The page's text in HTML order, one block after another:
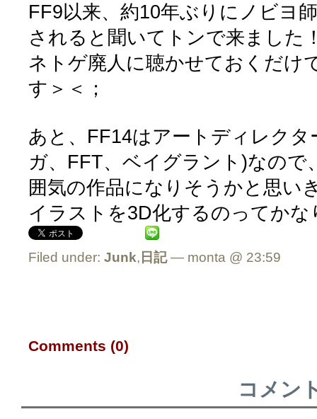
FF9以来、約10年ぶりにノビヨ
されると聞いてトンで来ました
ネトゲ廃人に聴かせておくだけ
す＞＜；
あと、FF14はアートディレクタ
ガ、FFT、ベイグラント)なので
囲気の作品になりそうかと思い
イラストを3D化するのってか
Filed under: Junk, 日記— monta @ 23:59
Comments (0)
コメン